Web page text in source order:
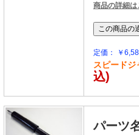
商品の詳細
定価： ￥
スピードジ
込)
パーツ